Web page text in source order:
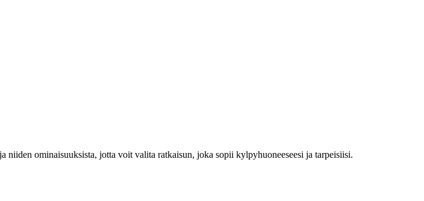
ominaisuuksista, jotta voit valita ratkaisun, joka sopii kylpyhuoneeseesi ja tarpeisiisi.